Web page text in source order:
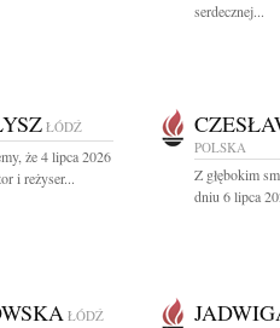
serdecznej...
ŁÓDŹ
że 4 lipca 2026
i reżyser...
POLSKA
Z głębokim
dniu 6 lipca
ŁÓDŹ